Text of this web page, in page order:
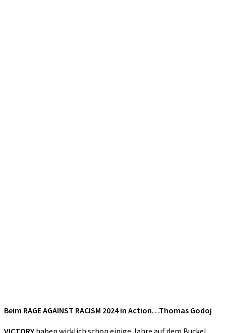
Beim RAGE AGAINST RACISM 2024 in Action…Thomas Godoj